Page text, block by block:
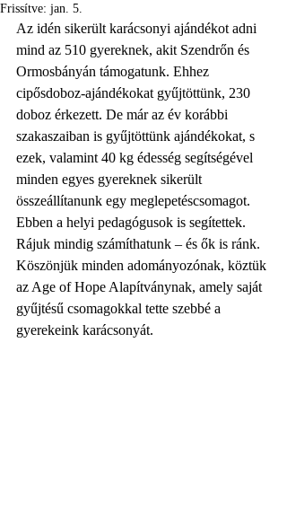
Frissítve: jan. 5.
Az idén sikerült karácsonyi ajándékot adni
mind az 510 gyereknek, akit Szendrőn és
Ormosbányán támogatunk. Ehhez
cipősdoboz-ajándékokat gyűjtöttünk, 230
doboz érkezett. De már az év korábbi
szakaszaiban is gyűjtöttünk ajándékokat, s
ezek, valamint 40 kg édesség segítségével
minden egyes gyereknek sikerült
összeállítanunk egy meglepetéscsomagot.
Ebben a helyi pedagógusok is segítettek.
Rájuk mindig számíthatunk – és ők is ránk.
Köszönjük minden adományozónak, köztük
az Age of Hope Alapítványnak, amely saját
gyűjtésű csomagokkal tette szebbé a
gyerekeink karácsonyát.